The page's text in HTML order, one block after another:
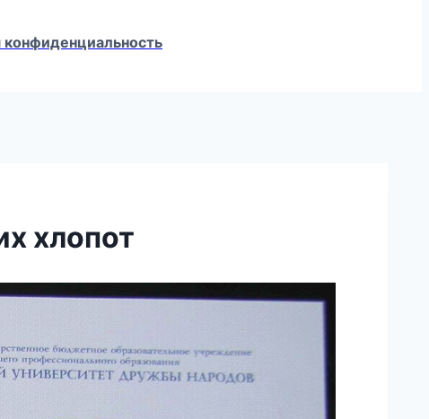
конфиденциальность
хлопот